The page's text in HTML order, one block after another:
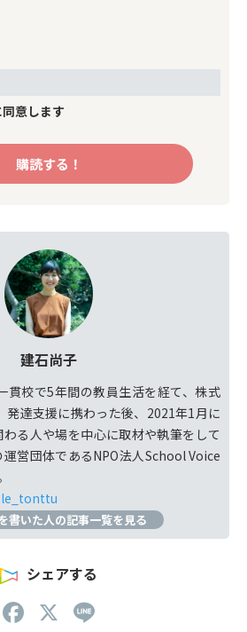
同意します
建石尚子
貫校で5年間の教員生活を経て、株式
発達支援に携わった後、2021年1月に
る人や場を中心に取材や執筆をして
営団体であるNPO法人School Voice
書いた人の記事一覧を見る
シェアする
F X